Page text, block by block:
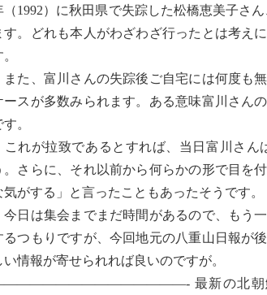
（1992）に秋田県で失踪した松橋恵美子さ
す。どれも本人がわざわざ行ったとは考え
た、富川さんの失踪後ご自宅には何度も
ースが多数みられます。ある意味富川さん
す。
れが拉致であるとすれば、当日富川さん
。さらに、それ以前から何らかの形で目を
気がする」と言ったこともあったそうです。
日は集会までまだ時間があるので、もう
るつもりですが、今回地元の八重山日報が
い情報が寄せられれば良いのですが。
最新の北朝鮮船